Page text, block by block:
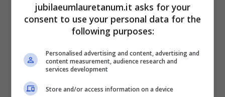
27 Novembre 2024
jubilaeumlauretanum.it asks for your
consent to use your personal data for the
following purposes:
Personalised advertising and content, advertising and
content measurement, audience research and
services development
Store and/or access information on a device